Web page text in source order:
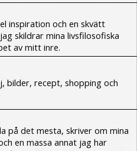
inspiration och en skvätt
skildrar mina livsfilosofiska
av mitt inre.
bilder, recept, shopping och
på det mesta, skriver om mina
en massa annat jag har